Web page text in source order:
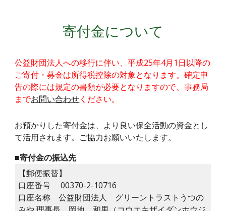
寄付金について
公益財団法人への移行に伴い、平成25年4月1日以降の
ご寄付・募金は所得税控除の対象となります。確定申
告の際には規定の書類が必要となりますので、事務局
までお問い合わせください。
お預かりした寄付金は、より良い保全活動の資金とし
て活用されます。ご協力お願いいたします。
■寄付金の振込先
【郵便振替】
口座番号 00370-2-10716
口座名称 公益財団法人 グリーントラストうつの